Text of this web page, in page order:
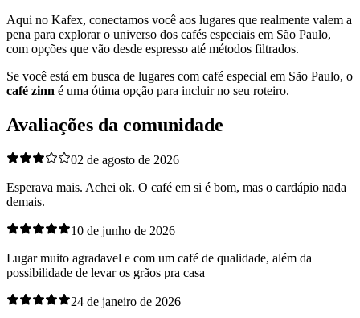
Aqui no Kafex, conectamos você aos lugares que realmente valem a
pena para explorar o universo dos cafés especiais em São Paulo,
com opções que vão desde espresso até métodos filtrados.
Se você está em busca de lugares com café especial em São Paulo, o
café zinn é uma ótima opção para incluir no seu roteiro.
Avaliações da comunidade
02 de agosto de 2026
Esperava mais. Achei ok. O café em si é bom, mas o cardápio nada
demais.
10 de junho de 2026
Lugar muito agradavel e com um café de qualidade, além da
possibilidade de levar os grãos pra casa
24 de janeiro de 2026